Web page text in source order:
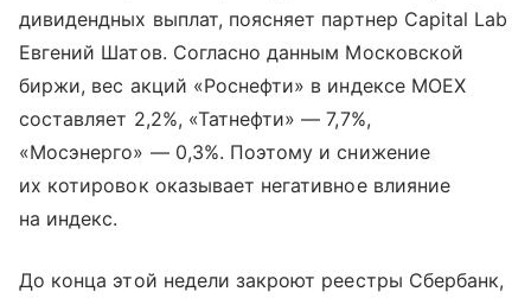
дивидендных выплат, поясняет партнер Capital Lab
Евгений Шатов. Согласно данным Московской
биржи, вес акций «Роснефти» в индексе MOEX
составляет 2,2%, «Татнефти» — 7,7%,
«Мосэнерго» — 0,3%. Поэтому и снижение
их котировок оказывает негативное влияние
на индекс.
До конца этой недели закроют реестры Сбербанк,